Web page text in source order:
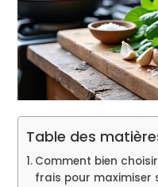
Table des
Comment bien
frais pour maximiser